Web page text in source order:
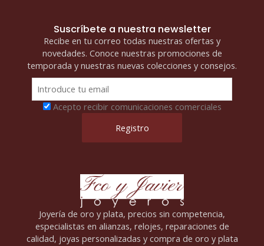
Suscríbete a nuestra newsletter
Recibe en tu correo todas nuestras ofertas y
novedades. Conoce nuestras promociones de
temporada y nuestras nuevas colecciones y consejos.
Acepto recibir comunicaciones comerciales
Joyería de oro y plata, precios sin competencia,
especialistas en alianzas, relojes, reparaciones de
calidad, joyas personalizadas y compra de oro y plata